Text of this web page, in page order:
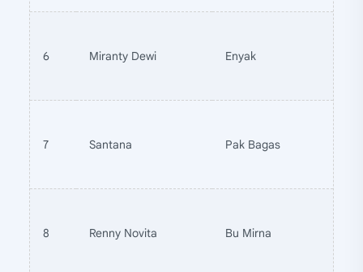
6 Miranty Dewi Enyak
7 Santana Pak Bagas
8 Renny Novita Bu Mirna